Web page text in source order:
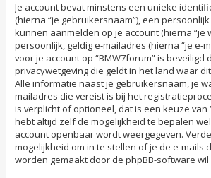
Je account bevat minstens een unieke
(hierna “je gebruikersnaam”), een
kunnen aanmelden op je account (hierna “je
persoonlijk, geldig e-mailadres (hierna “je e-
voor je account op “BMW7forum” is beveiligd
privacywetgeving die geldt in het land waar
Alle informatie naast je gebruikersnaam, je
mailadres die vereist is bij het
is verplicht of optioneel, dat is een keuze van
hebt altijd zelf de mogelijkheid te bepalen
account openbaar wordt weergegeven.
mogelijkheid om in te stellen of je de e-mails
worden gemaakt door de phpBB-software wil